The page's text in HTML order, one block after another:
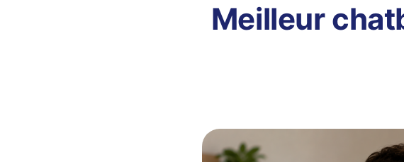
Meilleur